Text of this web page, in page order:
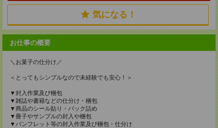
気になる！
お仕事の概要
＼お菓子の仕分け／
＜とってもシンプルなので未経験でも安心！＞
▼封入作業及び梱包
▼雑誌や書籍などの仕分け・梱包
▼商品のシール貼り・パック詰め
▼冊子やサンプルの封入や梱包
▼パンフレット等の封入作業及び梱包・仕分け